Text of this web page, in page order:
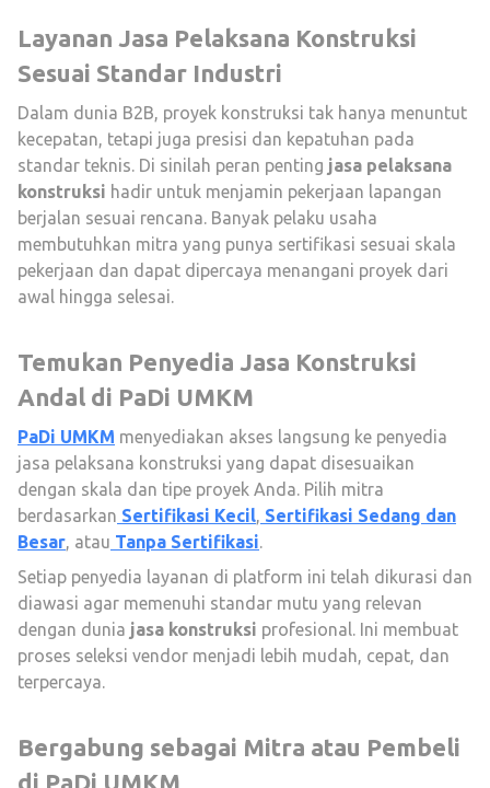
Layanan Jasa Pelaksana Konstruksi
Sesuai Standar Industri
Dalam dunia B2B, proyek konstruksi tak hanya menuntut
kecepatan, tetapi juga presisi dan kepatuhan pada
standar teknis. Di sinilah peran penting jasa pelaksana
konstruksi hadir untuk menjamin pekerjaan lapangan
berjalan sesuai rencana. Banyak pelaku usaha
membutuhkan mitra yang punya sertifikasi sesuai skala
pekerjaan dan dapat dipercaya menangani proyek dari
awal hingga selesai.
Temukan Penyedia Jasa Konstruksi
Andal di PaDi UMKM
PaDi UMKM menyediakan akses langsung ke penyedia
jasa pelaksana konstruksi yang dapat disesuaikan
dengan skala dan tipe proyek Anda. Pilih mitra
berdasarkan Sertifikasi Kecil, Sertifikasi Sedang dan
Besar, atau Tanpa Sertifikasi.
Setiap penyedia layanan di platform ini telah dikurasi dan
diawasi agar memenuhi standar mutu yang relevan
dengan dunia jasa konstruksi profesional. Ini membuat
proses seleksi vendor menjadi lebih mudah, cepat, dan
terpercaya.
Bergabung sebagai Mitra atau Pembeli
di PaDi UMKM